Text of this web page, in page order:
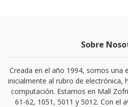
Sobre
Creada en el año 1994, somos una
inicialmente al rubro de electrónica,
computación. Estamos en Mall
61-62, 1051, 5011 y 5012. Con el